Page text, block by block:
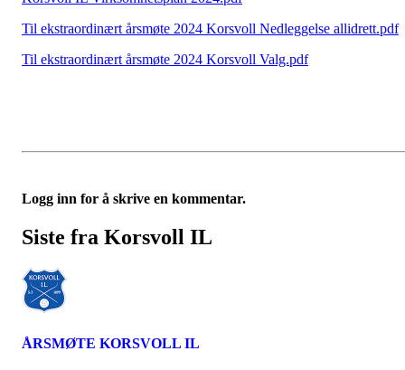
Til ekstraordinært årsmøte 2024 Korsvoll Nedleggelse allidrett.pdf
Til ekstraordinært årsmøte 2024 Korsvoll Valg.pdf
Logg inn for å skrive en kommentar.
Siste fra Korsvoll IL
ÅRSMØTE KORSVOLL IL